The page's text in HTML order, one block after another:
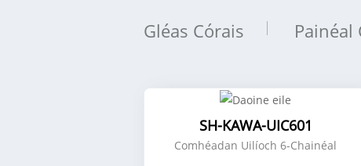
Gléas Córais Painéal
SH-KAWA-UIC601
Comhéadan Uilíoch 6-Chainéal